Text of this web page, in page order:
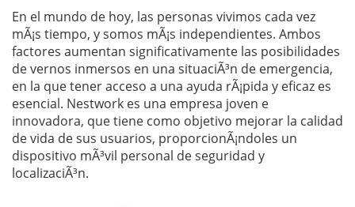
En el mundo de hoy, las personas vivimos cada vez
mÃ¡s tiempo, y somos mÃ¡s independientes. Ambos
factores aumentan significativamente las posibilidades
de vernos inmersos en una situaciÃ³n de emergencia,
en la que tener acceso a una ayuda rÃ¡pida y eficaz es
esencial. Nestwork es una empresa joven e
innovadora, que tiene como objetivo mejorar la calidad
de vida de sus usuarios, proporcionÃ¡ndoles un
dispositivo mÃ³vil personal de seguridad y
localizaciÃ³n.